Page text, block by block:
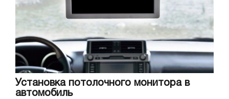
Установка потолочного монитора в
автомобиль